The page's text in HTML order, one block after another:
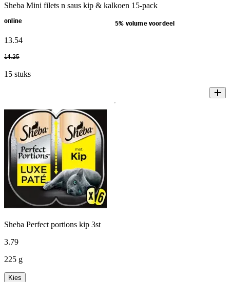
Sheba Mini filets n saus kip & kalkoen 15-pack
online 5% volume voordeel
13.54
14.25
15 stuks
Sheba Perfect portions kip 3st
3.79
225 g
Kies